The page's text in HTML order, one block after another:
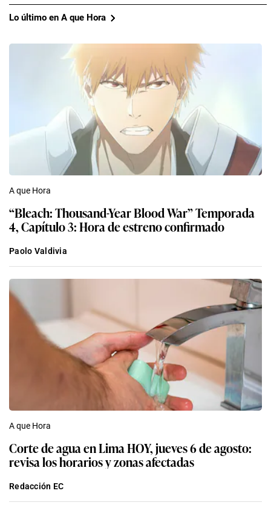
Lo último en A que Hora
A que Hora
“Bleach: Thousand-Year Blood War” Temporada
4, Capítulo 3: Hora de estreno confirmado
Paolo Valdivia
A que Hora
Corte de agua en Lima HOY, jueves 6 de agosto:
revisa los horarios y zonas afectadas
Redacción EC